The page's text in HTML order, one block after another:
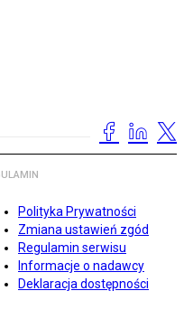
Polityka Prywatności
Zmiana ustawień zgód
Regulamin serwisu
Informacje o nadawcy
Deklaracja dostępności